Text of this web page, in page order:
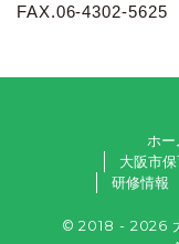
FAX.06-4302-5625
ホー
大阪市
研修情報
© 2018 - 2026